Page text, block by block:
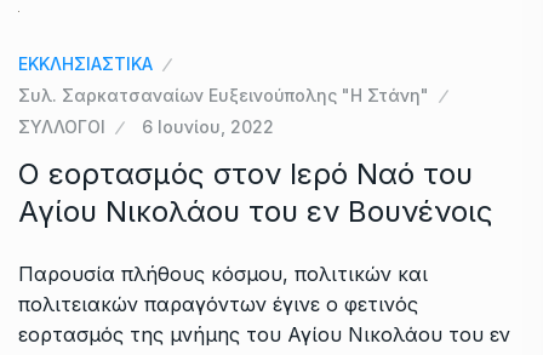
ΕΚΚΛΗΣΙΑΣΤΙΚΑ
Συλ. Σαρκατσαναίων Ευξεινούπολης "Η Στάνη"
ΣΥΛΛΟΓΟΙ
6 Ιουνίου, 2022
Ο εορτασμός στον Ιερό Ναό του
Αγίου Νικολάου του εν Βουνένοις
Παρουσία πλήθους κόσμου, πολιτικών και
πολιτειακών παραγόντων έγινε ο φετινός
εορτασμός της μνήμης του Αγίου Νικολάου του εν